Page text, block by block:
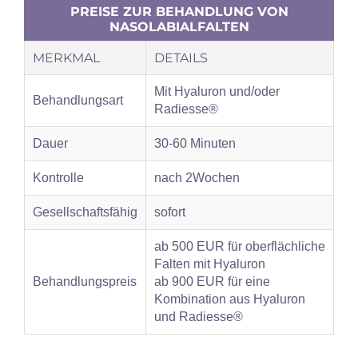
PREISE ZUR BEHANDLUNG VON
NASOLABIALFALTEN
MERKMAL DETAILS
Behandlungsart
Mit Hyaluron und/oder
Radiesse®
Dauer 30-60 Minuten
Kontrolle nach 2Wochen
Gesellschaftsfähig sofort
Behandlungspreis
ab 500 EUR für oberflächliche
Falten mit Hyaluron
ab 900 EUR für eine
Kombination aus Hyaluron
und Radiesse®